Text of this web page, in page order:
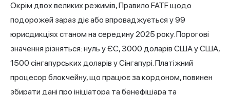
Окрім двох великих режимів, Правило FATF щодо
подорожей зараз діє або впроваджується у 99
юрисдикціях станом на середину 2025 року. Порогові
значення різняться: нуль у ЄС, 3000 доларів США у США,
1500 сінгапурських доларів у Сінгапурі. Платіжний
процесор блокчейну, що працює за кордоном, повинен
збирати дані про ініціатора та бенефіціара та